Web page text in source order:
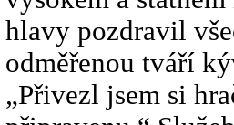
hlavy pozdravil
odměřenou tváří
„Přivezl jsem si